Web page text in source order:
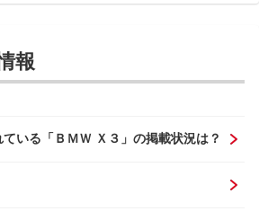
報
いる「ＢＭＷ Ｘ３」の掲載状況は？